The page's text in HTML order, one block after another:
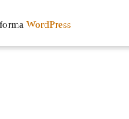
WordPress